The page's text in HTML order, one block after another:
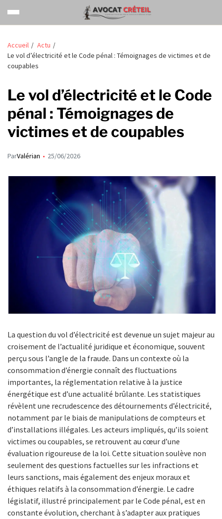
Accueil
Actu
Le vol d’électricité et le Code pénal : Témoignages de victimes et de
coupables
Le vol d’électricité et le Code
pénal : Témoignages de
victimes et de coupables
ParValérian 25/06/2026
La question du vol d’électricité est devenue un sujet majeur au
croisement de l’actualité juridique et économique, souvent
perçu sous l’angle de la fraude. Dans un contexte où la
consommation d’énergie connaît des fluctuations
importantes, la réglementation relative à la justice
énergétique est d’une actualité brûlante. Les statistiques
révèlent une recrudescence des détournements d’électricité,
notamment par le biais de manipulations de compteurs et
d’installations illégales. Les acteurs impliqués, qu’ils soient
victimes ou coupables, se retrouvent au cœur d’une
évaluation rigoureuse de la loi. Cette situation soulève non
seulement des questions factuelles sur les infractions et
leurs sanctions, mais également des enjeux moraux et
éthiques relatifs à la consommation d’énergie. Le cadre
législatif, illustré principalement par le Code pénal, est en
constante évolution, cherchant à s’adapter aux pratiques